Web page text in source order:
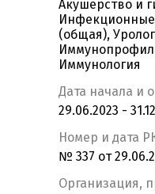
Акушерство и
Инфекционные
(общая),
Иммунология
Дата начала и
29.06.2023 -
Номер и дата
№ 337 от
Организация,